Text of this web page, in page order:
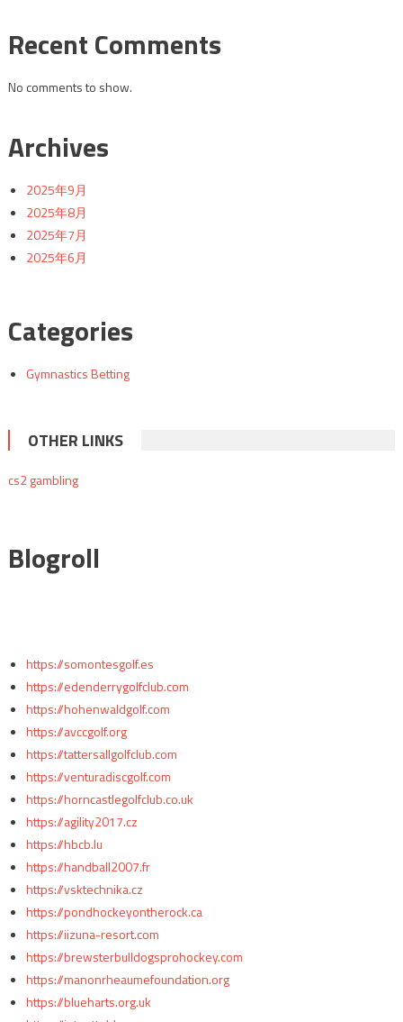
Recent Comments
No comments to show.
Archives
2025年9月
2025年8月
2025年7月
2025年6月
Categories
Gymnastics Betting
OTHER LINKS
cs2 gambling
Blogroll
https://somontesgolf.es
https://edenderrygolfclub.com
https://hohenwaldgolf.com
https://avccgolf.org
https://tattersallgolfclub.com
https://venturadiscgolf.com
https://horncastlegolfclub.co.uk
https://agility2017.cz
https://hbcb.lu
https://handball2007.fr
https://vsktechnika.cz
https://pondhockeyontherock.ca
https://iizuna-resort.com
https://brewsterbulldogsprohockey.com
https://manonrheaumefoundation.org
https://blueharts.org.uk